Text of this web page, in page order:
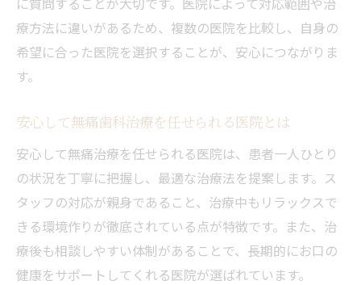
療方法に違いがあるため、複数の医院を比較し、自身の
希望に合った医院を選択することが、安心につながりま
す。
安心して無痛歯科治療を任せられる医院とは
安心して無痛治療を任せられる医院は、患者一人ひとり
の状況を丁寧に把握し、最適な治療法を提案します。ス
タッフの対応が親身であること、治療中もリラックスで
きる環境作りが徹底されている点が特徴です。また、治
療後も相談しやすい体制があることで、長期的にお口の
健康をサポートしてくれる医院が選ばれています。